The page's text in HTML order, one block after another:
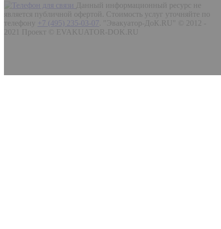
Данный информационный ресурс не
является публичной офертой. Стоимость услуг уточняйте по
телефону
+7 (495) 235-03-07 "Эвакуатор-ДоК.RU" © 2012 -
2021 Проект © EVAKUATOR-DOK.RU